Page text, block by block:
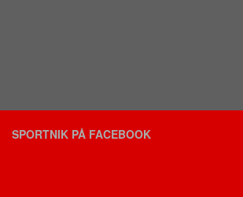
SPORTNIK PÅ FACEBOOK